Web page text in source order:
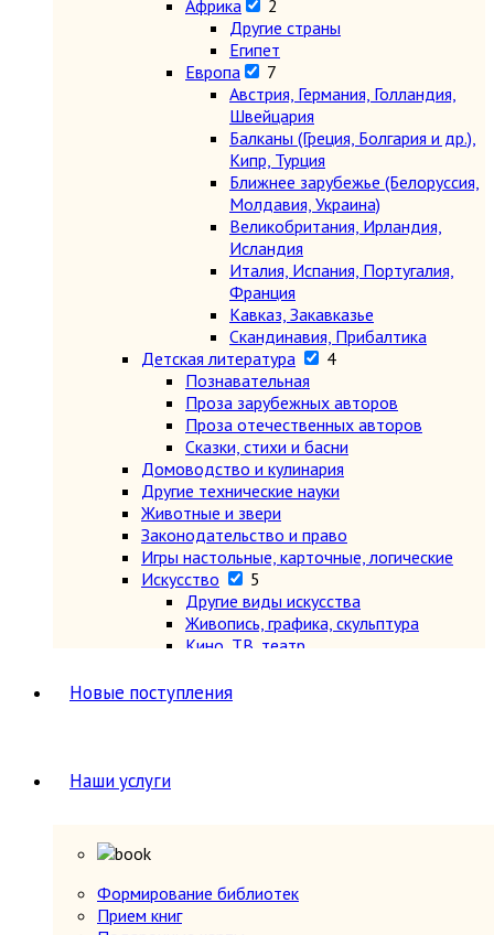
Африка
2
Другие страны
Египет
Европа
7
Австрия, Германия, Голландия,
Швейцария
Балканы (Греция, Болгария и др.),
Кипр, Турция
Ближнее зарубежье (Белоруссия,
Молдавия, Украина)
Великобритания, Ирландия,
Исландия
Италия, Испания, Португалия,
Франция
Кавказ, Закавказье
Скандинавия, Прибалтика
Детская литература
4
Познавательная
Проза зарубежных авторов
Проза отечественных авторов
Сказки, стихи и басни
Домоводство и кулинария
Другие технические науки
Животные и звери
Законодательство и право
Игры настольные, карточные, логические
Искусство
5
Другие виды искусства
Живопись, графика, скульптура
Кино, ТВ, театр
Теория и история искусства, эстетика
периодов
Новые поступления
Наши услуги
Формирование библиотек
Прием книг